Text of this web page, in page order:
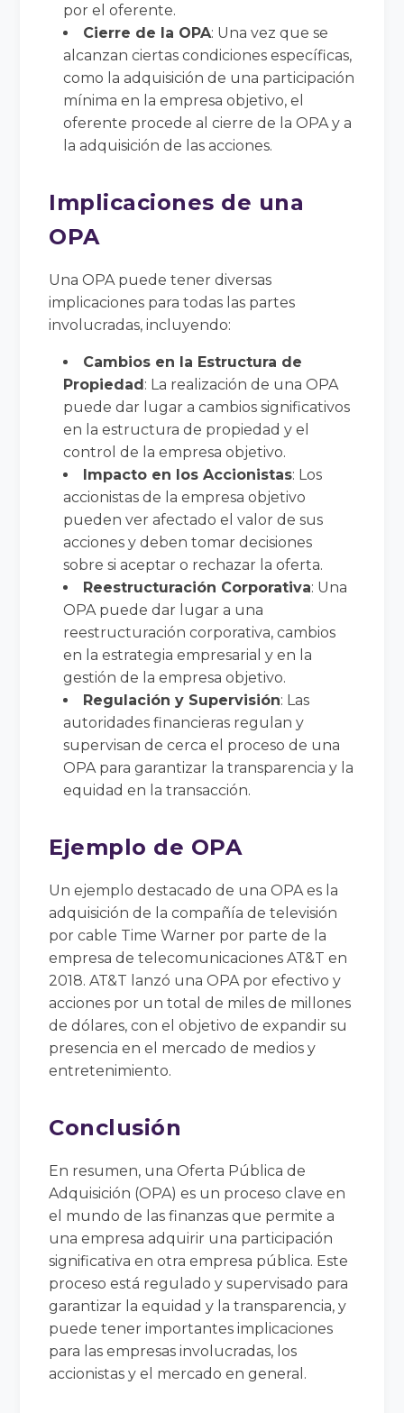
por el oferente.
Cierre de la OPA: Una vez que se
alcanzan ciertas condiciones específicas,
como la adquisición de una participación
mínima en la empresa objetivo, el
oferente procede al cierre de la OPA y a
la adquisición de las acciones.
Implicaciones de una
OPA
Una OPA puede tener diversas
implicaciones para todas las partes
involucradas, incluyendo:
Cambios en la Estructura de
Propiedad: La realización de una OPA
puede dar lugar a cambios significativos
en la estructura de propiedad y el
control de la empresa objetivo.
Impacto en los Accionistas: Los
accionistas de la empresa objetivo
pueden ver afectado el valor de sus
acciones y deben tomar decisiones
sobre si aceptar o rechazar la oferta.
Reestructuración Corporativa: Una
OPA puede dar lugar a una
reestructuración corporativa, cambios
en la estrategia empresarial y en la
gestión de la empresa objetivo.
Regulación y Supervisión: Las
autoridades financieras regulan y
supervisan de cerca el proceso de una
OPA para garantizar la transparencia y la
equidad en la transacción.
Ejemplo de OPA
Un ejemplo destacado de una OPA es la
adquisición de la compañía de televisión
por cable Time Warner por parte de la
empresa de telecomunicaciones AT&T en
2018. AT&T lanzó una OPA por efectivo y
acciones por un total de miles de millones
de dólares, con el objetivo de expandir su
presencia en el mercado de medios y
entretenimiento.
Conclusión
En resumen, una Oferta Pública de
Adquisición (OPA) es un proceso clave en
el mundo de las finanzas que permite a
una empresa adquirir una participación
significativa en otra empresa pública. Este
proceso está regulado y supervisado para
garantizar la equidad y la transparencia, y
puede tener importantes implicaciones
para las empresas involucradas, los
accionistas y el mercado en general.